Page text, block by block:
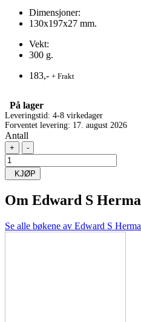
Dimensjoner:
130x197x27 mm.
Vekt:
300 g.
183,- + Frakt
På lager
Leveringstid: 4-8 virkedager
Forventet levering: 17. august 2026
Antall
+ -
KJØP
Om Edward S
Se alle bøkene av Edward S